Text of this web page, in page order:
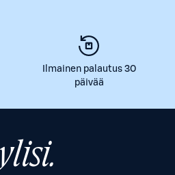
Ilmainen palautus 30
päivää